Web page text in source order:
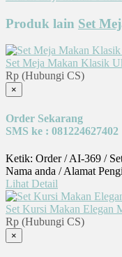
Produk lain Set
Set Meja Makan Klasik
Rp (Hubungi CS)
×
Order Sekarang
SMS ke : 081224627402
Ketik: Order / AI-369 /
Nama anda / Alamat
Lihat Detail
Set Kursi Makan Elegan
Rp (Hubungi CS)
×